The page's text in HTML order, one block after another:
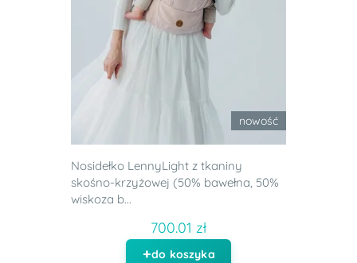
nowość
Nosidełko LennyLight z tkaniny
skośno-krzyżowej (50% bawełna, 50%
wiskoza b...
700.01 zł
do koszyka